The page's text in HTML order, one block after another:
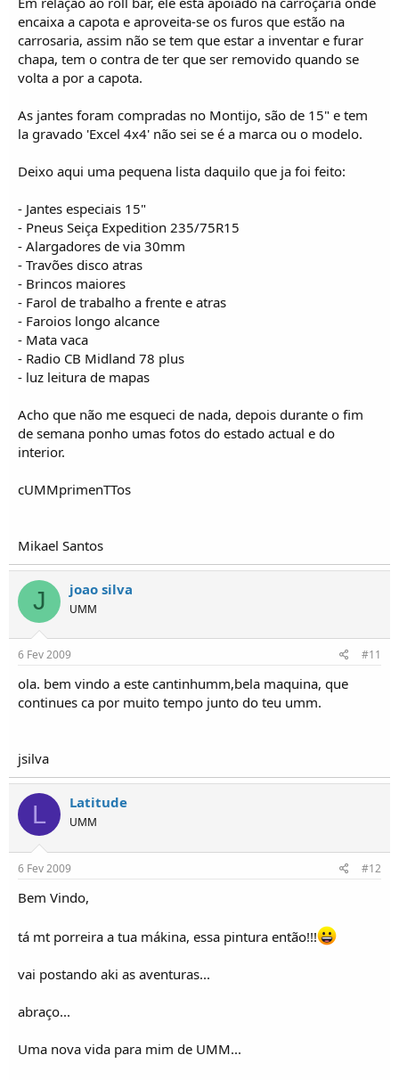
encaixa a capota e aproveita-se os furos que estão na
carrosaria, assim não se tem que estar a inventar e furar
chapa, tem o contra de ter que ser removido quando se
volta a por a capota.
As jantes foram compradas no Montijo, são de 15" e tem
la gravado 'Excel 4x4' não sei se é a marca ou o modelo.
Deixo aqui uma pequena lista daquilo que ja foi feito:
- Jantes especiais 15"
- Pneus Seiça Expedition 235/75R15
- Alargadores de via 30mm
- Travões disco atras
- Brincos maiores
- Farol de trabalho a frente e atras
- Faroios longo alcance
- Mata vaca
- Radio CB Midland 78 plus
- luz leitura de mapas
Acho que não me esqueci de nada, depois durante o fim
de semana ponho umas fotos do estado actual e do
interior.
cUMMprimenTTos
Mikael Santos
J joao silva
UMM
6 Fev 2009 #11
ola. bem vindo a este cantinhumm,bela maquina, que
continues ca por muito tempo junto do teu umm.
jsilva
L Latitude
UMM
6 Fev 2009 #12
Bem Vindo,
tá mt porreira a tua mákina, essa pintura então!!!
vai postando aki as aventuras...
abraço...
Uma nova vida para mim de UMM...